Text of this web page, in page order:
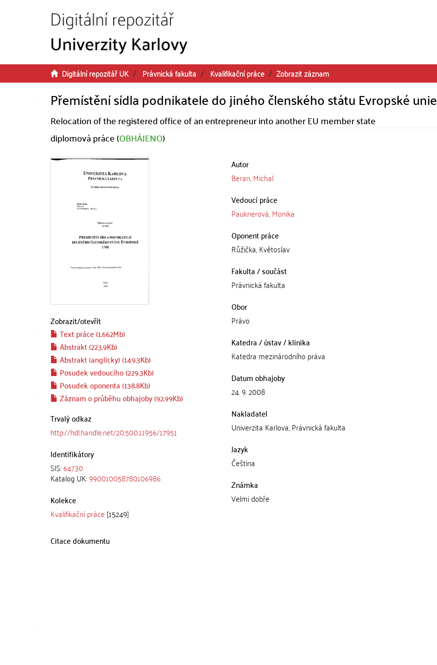
Digitální repozitář UK Právnická fakulta Kvalifikační práce Zobrazit záznam
Přemístění sídla podnikatele do jiného členského státu Evropské unie
Relocation of the registered office of an entrepreneur into another EU member state
diplomová práce (OBHÁJENO)
Zobrazit/otevřít
Text práce (1.662Mb)
Abstrakt (223.9Kb)
Abstrakt (anglicky) (149.3Kb)
Posudek vedoucího (229.3Kb)
Posudek oponenta (138.8Kb)
Záznam o průběhu obhajoby (92.99Kb)
Trvalý odkaz
http://hdl.handle.net/20.500.11956/17951
Identifikátory
SIS:64730
Katalog UK:990010058780106986
Kolekce
Kvalifikační práce [15249]
Autor
Beran, Michal
Vedoucí práce
Pauknerová, Monika
Oponent práce
Růžička, Květoslav
Fakulta / součást
Právnická fakulta
Obor
Právo
Katedra / ústav / klinika
Katedra mezinárodního práva
Datum obhajoby
24. 9. 2008
Nakladatel
Univerzita Karlova, Právnická fakulta
Jazyk
Čeština
Známka
Velmi dobře
Citace dokumentu